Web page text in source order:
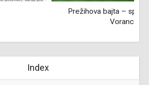
– spominski muzej Prežihovega
Index